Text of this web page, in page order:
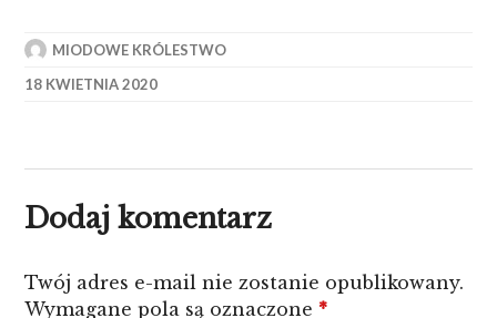
MIODOWE KRÓLESTWO
18 KWIETNIA 2020
Dodaj komentarz
Twój adres e-mail nie zostanie opublikowany.
Wymagane pola są oznaczone *